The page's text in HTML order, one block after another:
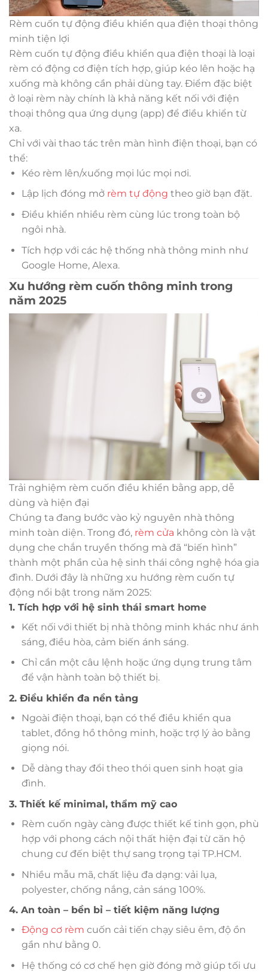
Rèm cuốn tự động điều khiển qua điện thoại thông
minh tiện lợi
Rèm cuốn tự động điều khiển qua điện thoại là loại
rèm có động cơ điện tích hợp, giúp kéo lên hoặc hạ
xuống mà không cần phải dùng tay. Điểm đặc biệt
ở loại rèm này chính là khả năng kết nối với điện
thoại thông qua ứng dụng (app) để điều khiển từ
xa.
Chỉ với vài thao tác trên màn hình điện thoại, bạn có
thể:
Kéo rèm lên/xuống mọi lúc mọi nơi.
Lập lịch đóng mở rèm tự động theo giờ bạn đặt.
Điều khiển nhiều rèm cùng lúc trong toàn bộ
ngôi nhà.
Tích hợp với các hệ thống nhà thông minh như
Google Home, Alexa.
Xu hướng rèm cuốn thông minh trong
năm 2025
Trải nghiệm rèm cuốn điều khiển bằng app, dễ
dùng và hiện đại
Chúng ta đang bước vào kỷ nguyên nhà thông
minh toàn diện. Trong đó, rèm cửa không còn là vật
dụng che chắn truyền thống mà đã “biến hình”
thành một phần của hệ sinh thái công nghệ hóa gia
đình. Dưới đây là những xu hướng rèm cuốn tự
động nổi bật trong năm 2025:
1. Tích hợp với hệ sinh thái smart home
Kết nối với thiết bị nhà thông minh khác như ánh
sáng, điều hòa, cảm biến ánh sáng.
Chỉ cần một câu lệnh hoặc ứng dụng trung tâm
để vận hành toàn bộ thiết bị.
2. Điều khiển đa nền tảng
Ngoài điện thoại, bạn có thể điều khiển qua
tablet, đồng hồ thông minh, hoặc trợ lý ảo bằng
giọng nói.
Dễ dàng thay đổi theo thói quen sinh hoạt gia
đình.
3. Thiết kế minimal, thẩm mỹ cao
Rèm cuốn ngày càng được thiết kế tinh gọn, phù
hợp với phong cách nội thất hiện đại từ căn hộ
chung cư đến biệt thự sang trọng tại TP.HCM.
Nhiều mẫu mã, chất liệu đa dạng: vải lụa,
polyester, chống nắng, cản sáng 100%.
4. An toàn – bền bỉ – tiết kiệm năng lượng
Động cơ rèm cuốn cải tiến chạy siêu êm, độ ồn
gần như bằng 0.
Hệ thống có cơ chế hẹn giờ đóng mở giúp tối ưu